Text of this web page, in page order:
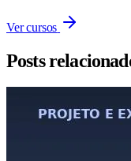
Ver cursos
Posts